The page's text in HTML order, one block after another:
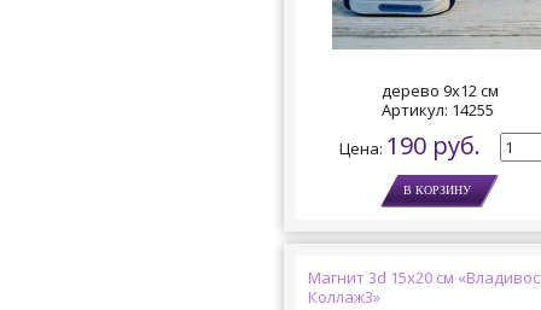
дерево 9х12 см
Артикул: 14255
Цена: 190 руб.
Магнит 3d 15х20 см
Коллаж3»